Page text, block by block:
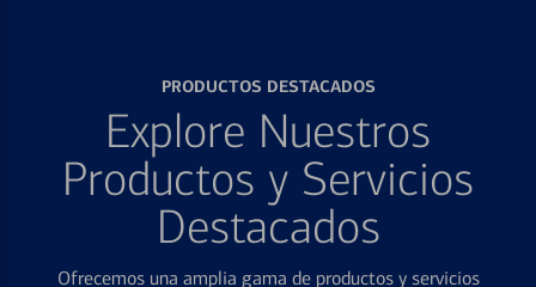
PRODUCTOS DESTACADOS
Explore Nuestros
Productos y Servicios
Destacados
Ofrecemos una amplia gama de productos y servicios